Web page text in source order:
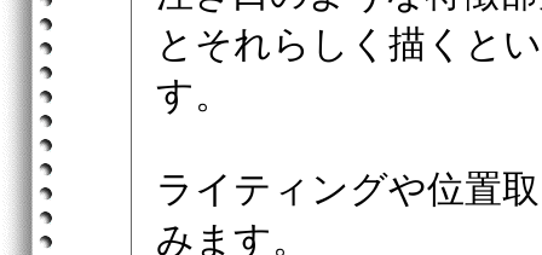
とそれらしく描くと
す。
ライティングや位置
みます。